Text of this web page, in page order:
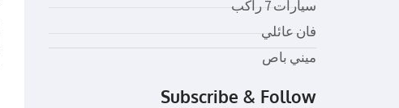
سيارات 7 راكب
فان عائلي
ميني باص
Subscribe & Follow